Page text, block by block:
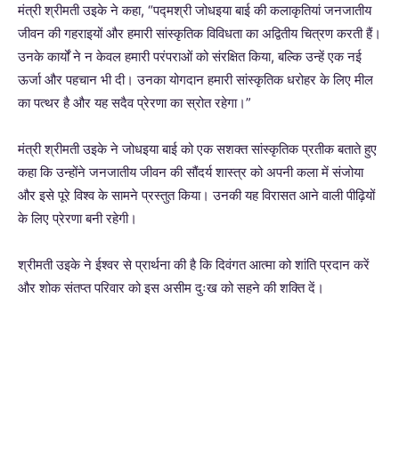
मंत्री श्रीमती उइके ने कहा, “पद्मश्री जोधइया बाई की कलाकृतियां जनजातीय
जीवन की गहराइयों और हमारी सांस्कृतिक विविधता का अद्वितीय चित्रण करती हैं।
उनके कार्यों ने न केवल हमारी परंपराओं को संरक्षित किया, बल्कि उन्हें एक नई
ऊर्जा और पहचान भी दी। उनका योगदान हमारी सांस्कृतिक धरोहर के लिए मील
का पत्थर है और यह सदैव प्रेरणा का स्रोत रहेगा।”
मंत्री श्रीमती उइके ने जोधइया बाई को एक सशक्त सांस्कृतिक प्रतीक बताते हुए
कहा कि उन्होंने जनजातीय जीवन की सौंदर्य शास्त्र को अपनी कला में संजोया
और इसे पूरे विश्व के सामने प्रस्तुत किया। उनकी यह विरासत आने वाली पीढ़ियों
के लिए प्रेरणा बनी रहेगी।
श्रीमती उइके ने ईश्वर से प्रार्थना की है कि दिवंगत आत्मा को शांति प्रदान करें
और शोक संतप्त परिवार को इस असीम दुःख को सहने की शक्ति दें।